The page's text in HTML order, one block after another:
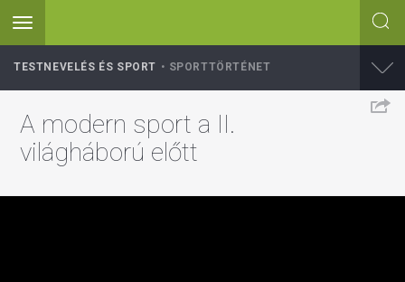
tartalomra
Toggle
navigation
A modern sport a II.
világháború előtt
TESTNEVELÉS ÉS SPORT SPORTTÖRTÉNET